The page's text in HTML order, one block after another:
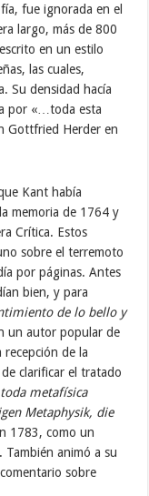
fue ignorada en el
largo, más de 800
en un estilo
las cuales,
Su densidad hacía
por «…toda esta
Gottfried Herder en
Kant había
memoria de 1764 y
Crítica. Estos
sobre el terremoto
por páginas. Antes
bien, y para
de lo bello y
un autor popular de
de la
clarificar el tratado
metafísica
Metaphysik, die
1783, como un
También animó a su
sobre